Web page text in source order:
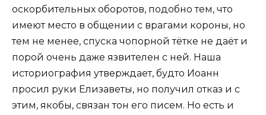
оскорбительных оборотов, подобно тем, что
имеют место в общении с врагами короны, но
тем не менее, спуска чопорной тётке не даёт и
порой очень даже язвителен с ней. Наша
историография утверждает, будто Иоанн
просил руки Елизаветы, но получил отказ и с
этим, якобы, связан тон его писем. Но есть и